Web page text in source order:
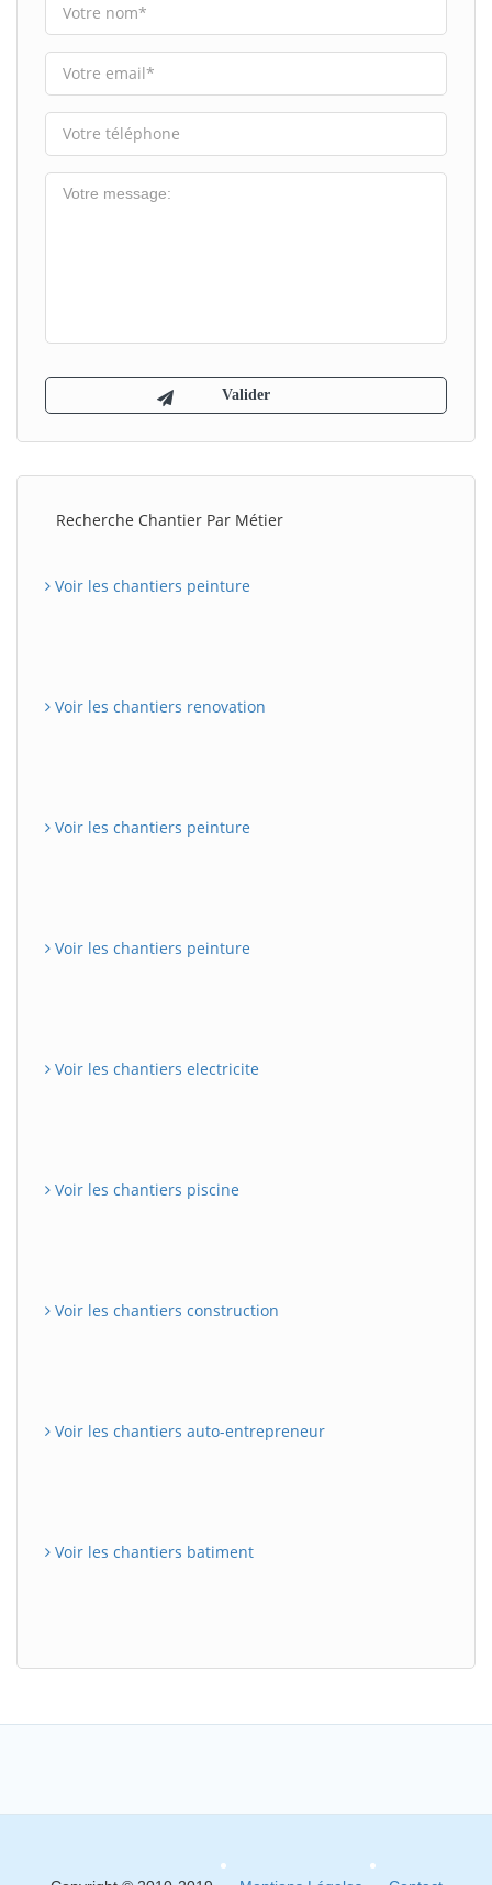
Recherche Chantier Par Métier
Voir les chantiers peinture
Voir les chantiers renovation
Voir les chantiers peinture
Voir les chantiers peinture
Voir les chantiers electricite
Voir les chantiers piscine
Voir les chantiers construction
Voir les chantiers auto-entrepreneur
Voir les chantiers batiment